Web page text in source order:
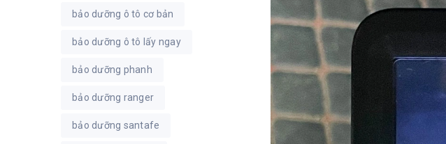
bảo dưỡng ô tô cơ bản
bảo dưỡng ô tô lấy ngay
bảo dưỡng phanh
bảo dưỡng ranger
bảo dưỡng santafe